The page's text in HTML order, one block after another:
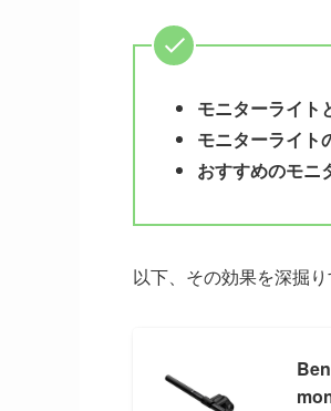
モニターライト
モニターライト
おすすめのモニ
以下、その効果を深掘